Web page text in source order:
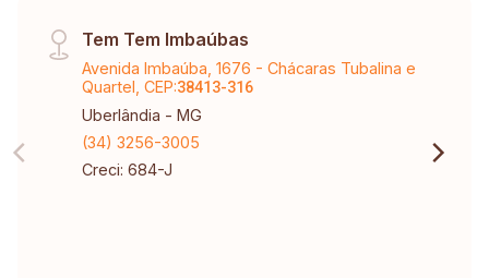
Tem Tem Imbaúbas
Avenida Imbaúba, 1676 - Chácaras Tubalina e
Quartel, CEP:38413-316
Uberlândia - MG
(34) 3256-3005
Creci: 684-J